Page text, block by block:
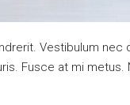
Vestibulum
Fusce at mi